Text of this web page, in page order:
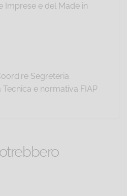
Imprese e del Made in
Segreteria
Tecnica e normativa FIAP